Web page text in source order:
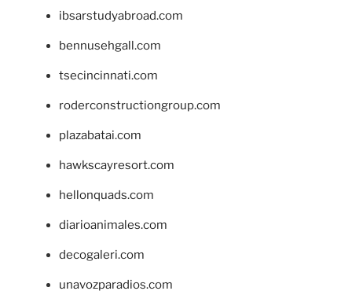
ibsarstudyabroad.com
bennusehgall.com
tsecincinnati.com
roderconstructiongroup.com
plazabatai.com
hawkscayresort.com
hellonquads.com
diarioanimales.com
decogaleri.com
unavozparadios.com